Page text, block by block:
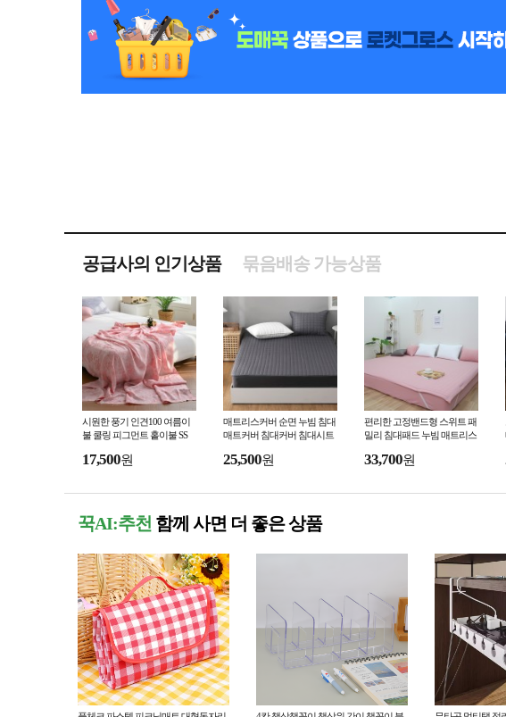
공급사의 인기상품 묶음배송 가능상품
시원한 풍기 인견100 여름이
불 쿨링 피그먼트 홑이불 SS
17,500원
매트리스커버 순면 누빔 침대
매트커버 침대커버 침대시트
25,500원
편리한 고정밴드형 스위트 패
밀리 침대패드 누빔 매트리스
33,700원
꾹AI:추천 함께 사면 더 좋은 상품